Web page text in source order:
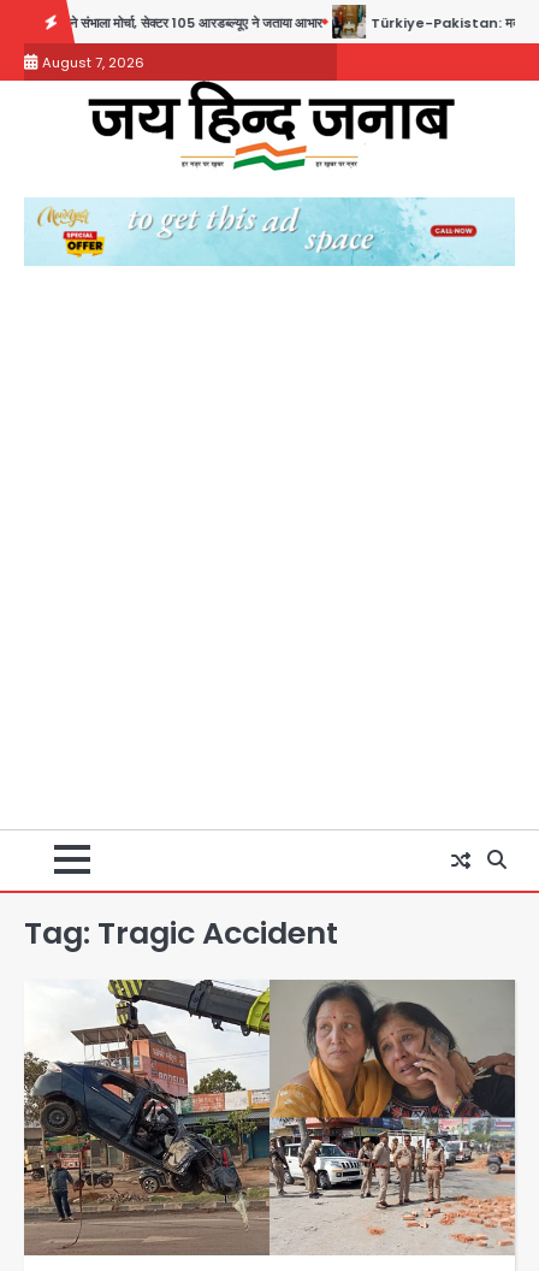
content
सेक्टर 105 आरडब्ल्यूए ने जताया आभार Türkiye-Pakistan: मक्का में सऊदी, तुर्की और
August 7, 2026
Tag: Tragic Accident